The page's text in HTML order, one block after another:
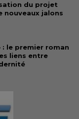
du projet
nouveaux jalons
: le premier roman
liens entre